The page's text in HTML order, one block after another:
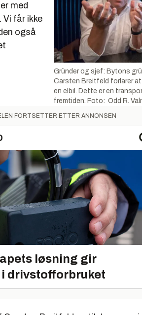
Gründer og sjef: Bytons
Carsten Breitfeld forlarer at
en elbil. Dette er en
fremtiden. Foto: Odd R.
med
får ikke
også
FORTSETTER ETTER ANNONSEN
løsning gir
drivstofforbruket